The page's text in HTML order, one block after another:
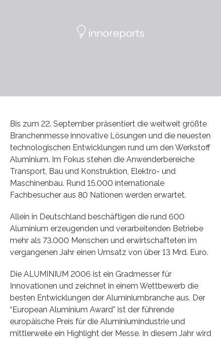
Bis zum 22. September präsentiert die weitweit größte
Branchenmesse innovative Lösungen und die neuesten
technologischen Entwicklungen rund um den Werkstoff
Aluminium. Im Fokus stehen die Anwenderbereiche
Transport, Bau und Konstruktion, Elektro- und
Maschinenbau. Rund 15.000 internationale
Fachbesucher aus 80 Nationen werden erwartet.
Allein in Deutschland beschäftigen die rund 600
Aluminium erzeugenden und verarbeitenden Betriebe
mehr als 73.000 Menschen und erwirtschafteten im
vergangenen Jahr einen Umsatz von über 13 Mrd. Euro.
Die ALUMINIUM 2006 ist ein Gradmesser für
Innovationen und zeichnet in einem Wettbewerb die
besten Entwicklungen der Aluminiumbranche aus. Der
“European Aluminium Award” ist der führende
europäische Preis für die Aluminiumindustrie und
mittlerweile ein Highlight der Messe. In diesem Jahr wird